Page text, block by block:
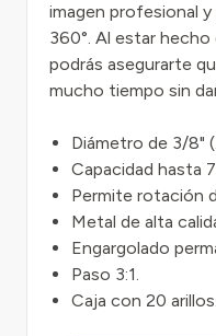
imagen profesional y
360°. Al estar
podrás asegurarte
mucho tiempo sin
Diámetro de 3/8"
Capacidad hasta
Permite rotación
Metal de alta
Engargolado
Paso 3:1.
Caja con 20 arillos.